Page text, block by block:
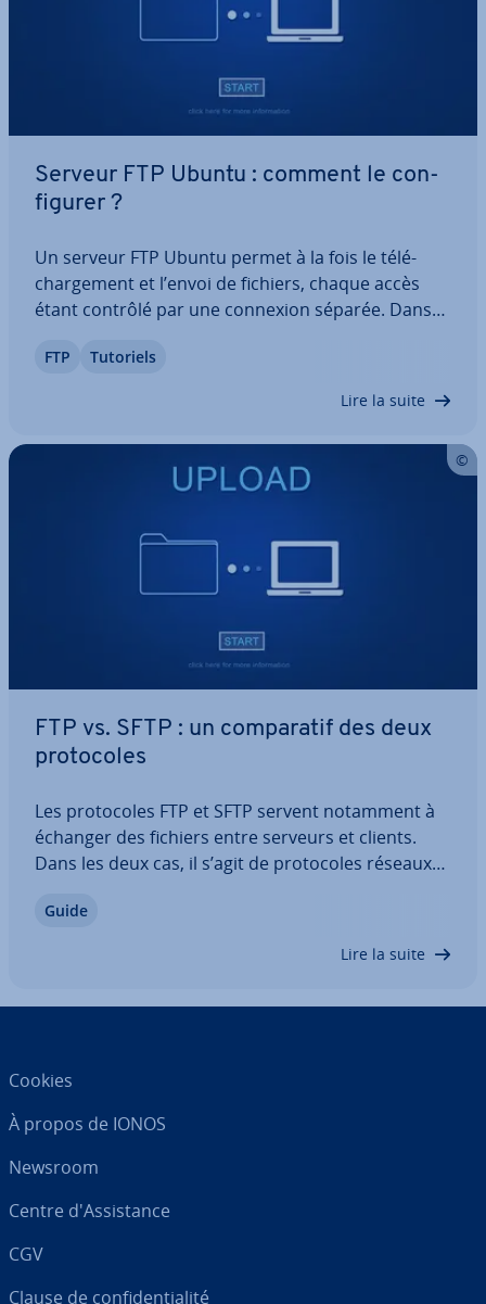
Serveur FTP Ubuntu : comment le con­
fi­gu­rer ?
Un serveur FTP Ubuntu permet à la fois le té­lé­
char­ge­ment et l’envoi de fichiers, chaque accès
étant contrôlé par une connexion séparée. Dans
pren­drez étape par étape comment installer, con­
FTP Tutoriels
Lire la suite
FTP vs. SFTP : un com­pa­ra­tif des deux
pro­to­coles
Les pro­to­coles FTP et SFTP servent notamment à
échanger des fichiers entre serveurs et clients.
Dans les deux cas, il s’agit de pro­to­coles réseaux
réseaux IP. Découvrez quelles sont les dif­fé­rences
Guide
Lire la suite
Cookies
À propos de IONOS
Newsroom
Centre d'As­sis­tance
CGV
Clause de con­fi­den­tia­lité